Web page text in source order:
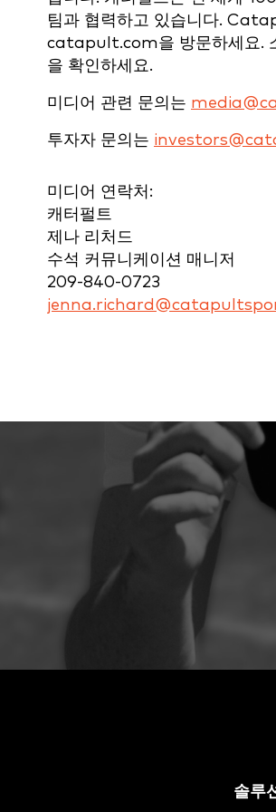
팀과 협력하고 있습니다.
catapult.com을 방문하세요.
을 확인하세요.
미디어 관련 문의는
투자자 문의는
미디어 연락처:
캐터펄트
제나 리처드
수석 커뮤니케이션 매니저
209-840-0723
솔루